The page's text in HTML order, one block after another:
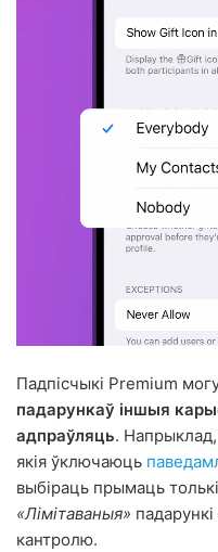
Падпісчыкі Premium
падарункаў іншыя
адпраўляць. Напрыклад,
якія ўключаюць
выбіраць прымаць толькі
«Лімітаваныя»
кантролю.